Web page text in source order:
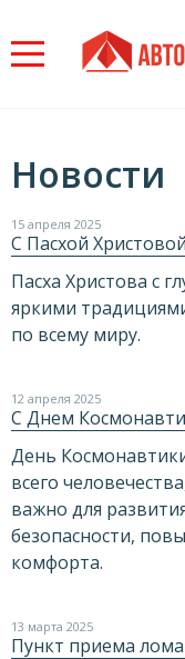
to
navigation
Новости
15 апреля 2025
С Пасхой
Пасха Христова с
яркими
по всему миру.
12 апреля 2025
С Днем
День
всего
важно для
безопасности,
комфорта.
13 марта 2025
Пункт приема